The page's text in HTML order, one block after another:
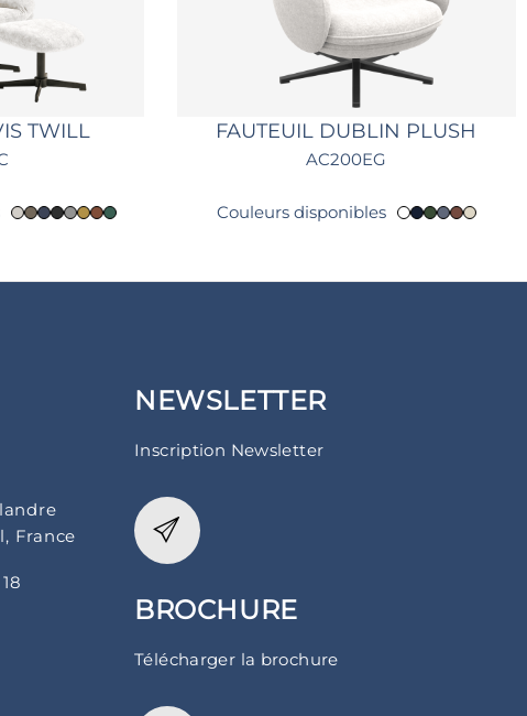
TWILL FAUTEUIL DUBLIN PLUSH
AC200EG
Couleurs disponibles
France
NEWSLETTER
Inscription Newsletter
BROCHURE
Télécharger la brochure